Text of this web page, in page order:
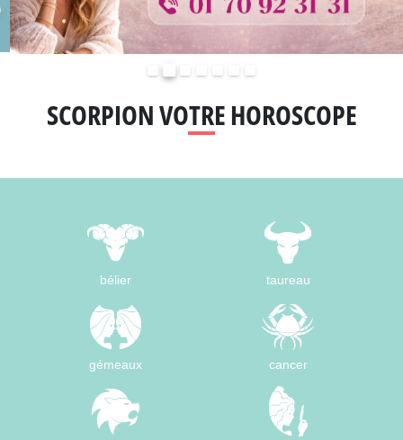
SCORPION VOTRE HOROSCOPE
bélier taureau
gémeaux cancer